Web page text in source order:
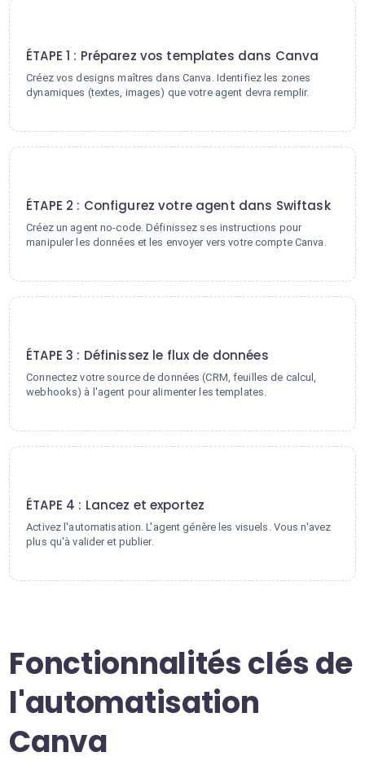
ÉTAPE 1 : Préparez vos templates dans Canva
Créez vos designs maîtres dans Canva. Identifiez les zones
dynamiques (textes, images) que votre agent devra remplir.
ÉTAPE 2 : Configurez votre agent dans Swiftask
Créez un agent no-code. Définissez ses instructions pour
manipuler les données et les envoyer vers votre compte Canva.
ÉTAPE 3 : Définissez le flux de données
Connectez votre source de données (CRM, feuilles de calcul,
webhooks) à l'agent pour alimenter les templates.
ÉTAPE 4 : Lancez et exportez
Activez l'automatisation. L'agent génère les visuels. Vous n'avez
plus qu'à valider et publier.
Fonctionnalités clés de
l'automatisation
Canva